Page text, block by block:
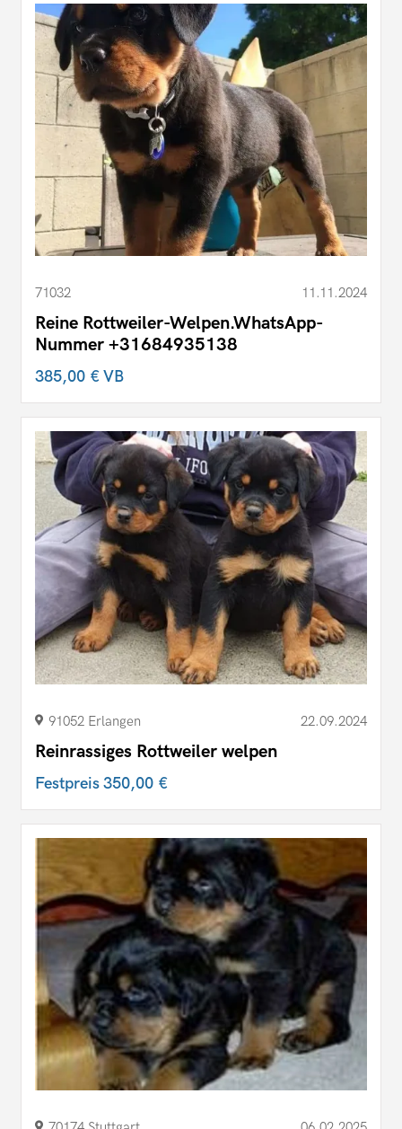
71032 11.11.2024
Reine Rottweiler-Welpen.WhatsApp-
Nummer +31684935138
385,00 €VB
91052 Erlangen 22.09.2024
Reinrassiges Rottweiler welpen
Festpreis350,00 €